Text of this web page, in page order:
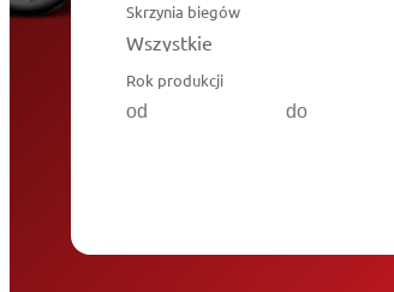
Skrzynia biegów
Wszystkie
Rok produkcji